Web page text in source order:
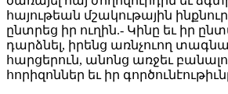
հայութեան մշակութային
ընտրեց իր ուղին.- Կինը եւ իր
դարձնել, իրենց առնչուող
հարցերուն, անոնց առջեւ
հորիզոններ եւ իր